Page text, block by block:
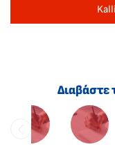
Διαβάστε